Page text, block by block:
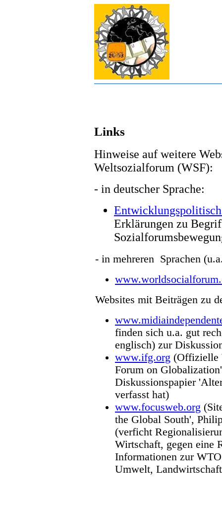
Links
Hinweise auf weitere
Weltsozialforum (WSF):
- in deutscher Sprache:
Erklärungen zu
- in mehreren Sprachen
Websites mit Beiträgen zu
finden sich u.a. gut
englisch) zur
www.ifg.org (Offizielle
Forum on
Diskussionspapier
verfasst hat)
www.focusweb.org
the Global South',
(verficht
Wirtschaft, gegen eine
Informationen zur
Umwelt,